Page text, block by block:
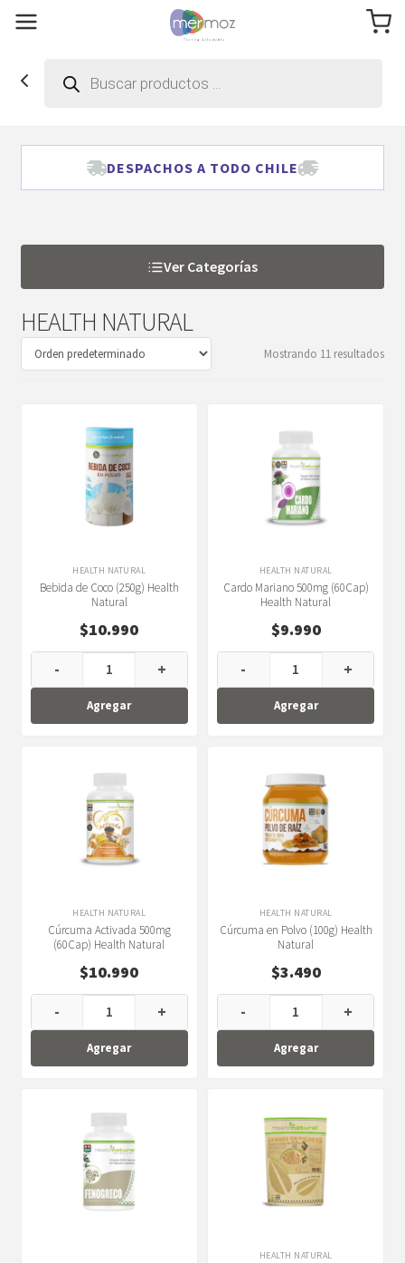
productos
DESPACHOS A TODO CHILE
Ver Categorías
HEALTH NATURAL
Mostrando 11 resultados
HEALTH NATURAL
Bebida de Coco (250g) Health
Natural
$10.990
-
+
Agregar
HEALTH NATURAL
Cardo Mariano 500mg (60Cap)
Health Natural
$9.990
-
+
Agregar
HEALTH NATURAL
Cúrcuma Activada 500mg
(60Cap) Health Natural
$10.990
-
+
Agregar
HEALTH NATURAL
Cúrcuma en Polvo (100g) Health
Natural
$3.490
-
+
Agregar
HEALTH NATURAL